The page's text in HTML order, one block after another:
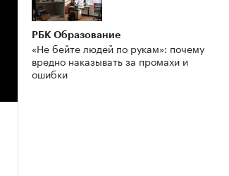
РБК Образование
«Не бейте людей по рукам»: почему
вредно наказывать за промахи и
ошибки